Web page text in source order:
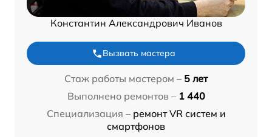
Константин Александрович Иванов
Вызвать мастера
Стаж работы мастером – 5 лет
Выполнено ремонтов – 1 440
Специализация – ремонт VR систем и
смартфонов